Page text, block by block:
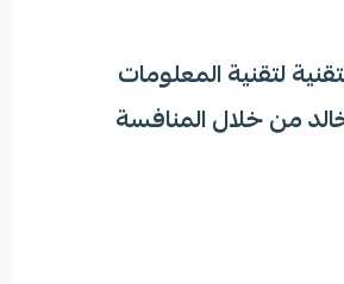
لتقنية المعلومات
من خلال المنافسة